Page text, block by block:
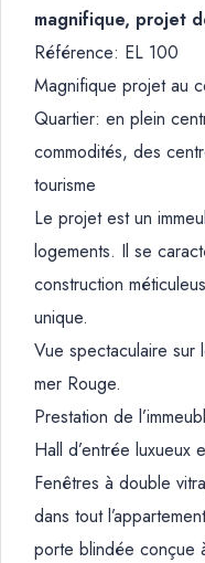
magnifique, projet
Référence: EL 100
Magnifique projet au
Quartier: en plein
commodités, des
tourisme
Le projet est un
logements. Il se
construction
unique.
Vue spectaculaire sur
mer Rouge.
Prestation de
Hall d’entrée luxueux
Fenêtres à double
dans tout
porte blindée conçue